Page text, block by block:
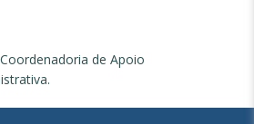
de Apoio